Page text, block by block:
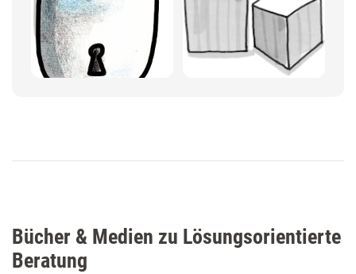
Bücher & Medien zu Lösungsorientierte
Beratung